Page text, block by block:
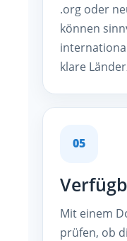
.org oder
können
klare
05
Mit einem
prüfen, ob